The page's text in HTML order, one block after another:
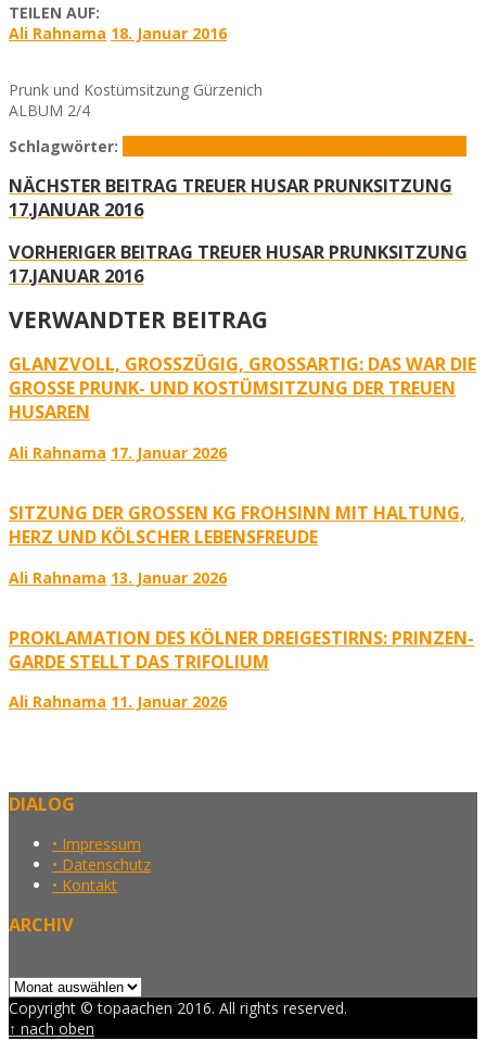
TEILEN AUF:
Ali Rahnama 18. Januar 2016
Prunk und Kostümsitzung Gürzenich
ALBUM 2/4
Schlagwörter:
NÄCHSTER BEITRAG TREUER HUSAR PRUNKSITZUNG
17.JANUAR 2016
VORHERIGER BEITRAG TREUER HUSAR PRUNKSITZUNG
17.JANUAR 2016
VERWANDTER BEITRAG
GLANZVOLL, GROSSZÜGIG, GROSSARTIG: DAS WAR DIE GR
OSSE PRUNK- UND KOSTÜMSITZUNG DER TREUEN HUS
AREN
Ali Rahnama 17. Januar 2026
SITZUNG DER GROSSEN KG FROHSINN MIT HALTUNG, H
ERZ UND KÖLSCHER LEBENSFREUDE
Ali Rahnama 13. Januar 2026
PROKLAMATION DES KÖLNER DREIGESTIRNS: PRINZEN-
GARDE STELLT DAS TRIFOLIUM
Ali Rahnama 11. Januar 2026
DIALOG
• Impressum
• Datenschutz
• Kontakt
ARCHIV
Copyright © topaachen 2016. All rights reserved.
↑ nach oben